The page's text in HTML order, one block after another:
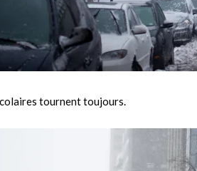
tournent toujours.